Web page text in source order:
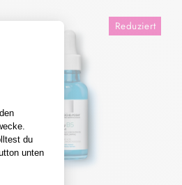
Reduziert